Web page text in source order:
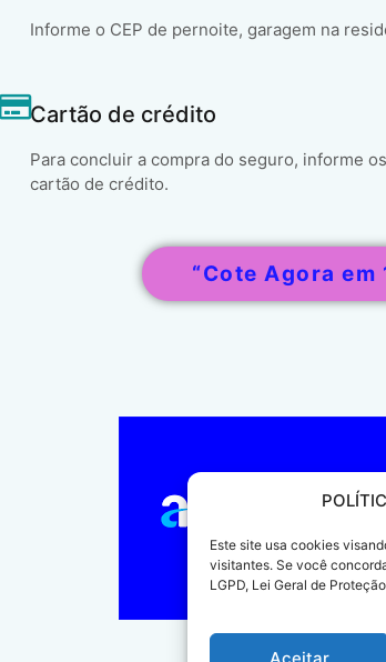
Este site usa cookies
visitantes. Se você
LGPD, Lei Geral de
Aceitar
Informe o CEP de pernoite, garagem na
Cartão de crédito
Para concluir a compra do seguro, informe
cartão de crédito.
“Cote Agora em